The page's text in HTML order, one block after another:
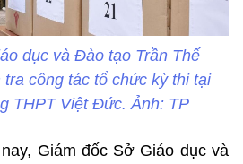
dục và Đào tạo Trần Thế
công tác tổ chức kỳ thi tại
THPT Việt Đức. Ảnh: TP
Giám đốc Sở Giáo dục và